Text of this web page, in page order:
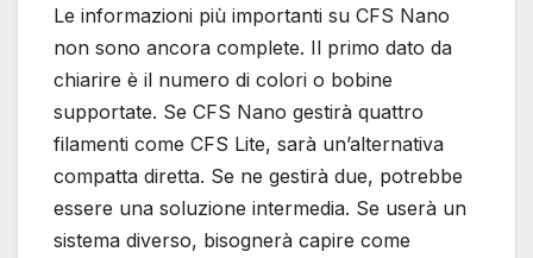
Le informazioni più importanti su CFS Nano
non sono ancora complete. Il primo dato da
chiarire è il numero di colori o bobine
supportate. Se CFS Nano gestirà quattro
filamenti come CFS Lite, sarà un’alternativa
compatta diretta. Se ne gestirà due, potrebbe
essere una soluzione intermedia. Se userà un
sistema diverso, bisognerà capire come